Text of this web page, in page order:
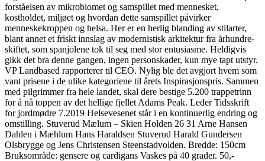
forståelsen av mikrobiomet og samspillet med mennesket,
kostholdet, miljøet og hvordan dette samspillet påvirker
menneskekroppen og helsa. Her er en herlig blan­ding av stil­arter,
blant annet et friskt innslag av moder­nis­tisk arki­tektur fra århundre­
skiftet, som span­jo­lene tok til seg med stor entu­si­asme. Heldigvis
gikk det bra denne gangen, ingen personskader, kun mye tapt utstyr.
VP Landbased rapporterer til CEO. Nylig ble det avgjort hvem som
vant prisene i de ulike kategoriene til årets Inspirasjonspris. Sammen
med pilgrimmer fra hele landet, skal dere bestige 5.200 trappetrinn
for å nå toppen av det hellige fjellet Adams Peak. Leder Tidsskrift
for jordmødre 7.2019 Helsevesenet står i en kontinuerlig endring og
omstilling. Stuverud Mælum – Skien Holden 26 31 Arne Hansen
Dahlen i Mæhlum Hans Haraldsen Stuverud Harald Gundersen
Olsbrygge og Jens Christensen Steenstadvolden. Bredde: 150cm
Bruksområde: gensere og cardigans Vaskes på 40 grader. 50,-